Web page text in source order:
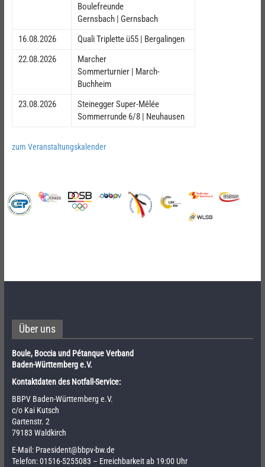
Boulefreunde
Gernsbach | Gernsbach
16.08.2026
Quali Triplette ü55 | Bergalingen
22.08.2026
Marcher
Sommerturnier | March-
Buchheim
23.08.2026
Steinegger Super-Mêlée
Sommerrunde 6/8 | Neuhausen
zum Veranstaltungskalender
Über uns
Boule, Boccia und Pétanque Verband
Baden-Württemberg e.V.
Kontaktdaten des Notfall-Service:
BBPV Baden-Württemberg e.V.
c/o Kai Kutsch
Gartenstr. 2
79183 Waldkirch
E-Mail: Praesident@bbpv-bw.de
Telefon:01516-5255083 – Erreichbarkeit ab 19:00 Uhr